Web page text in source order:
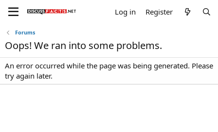
Log in Register
Forums
Oops! We ran into some problems.
An error occurred while the page was being generated. Please
try again later.